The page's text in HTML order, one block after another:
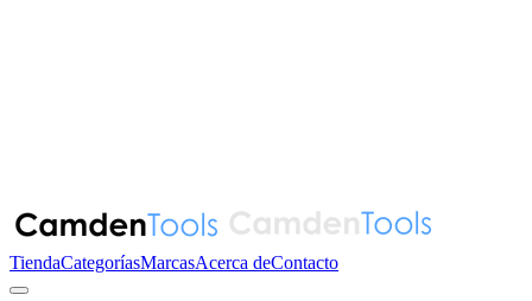
TiendaCategoríasMarcasAcerca deContacto